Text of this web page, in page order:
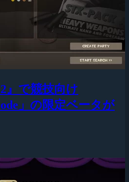
2』で競技向け
」の限定ベータが